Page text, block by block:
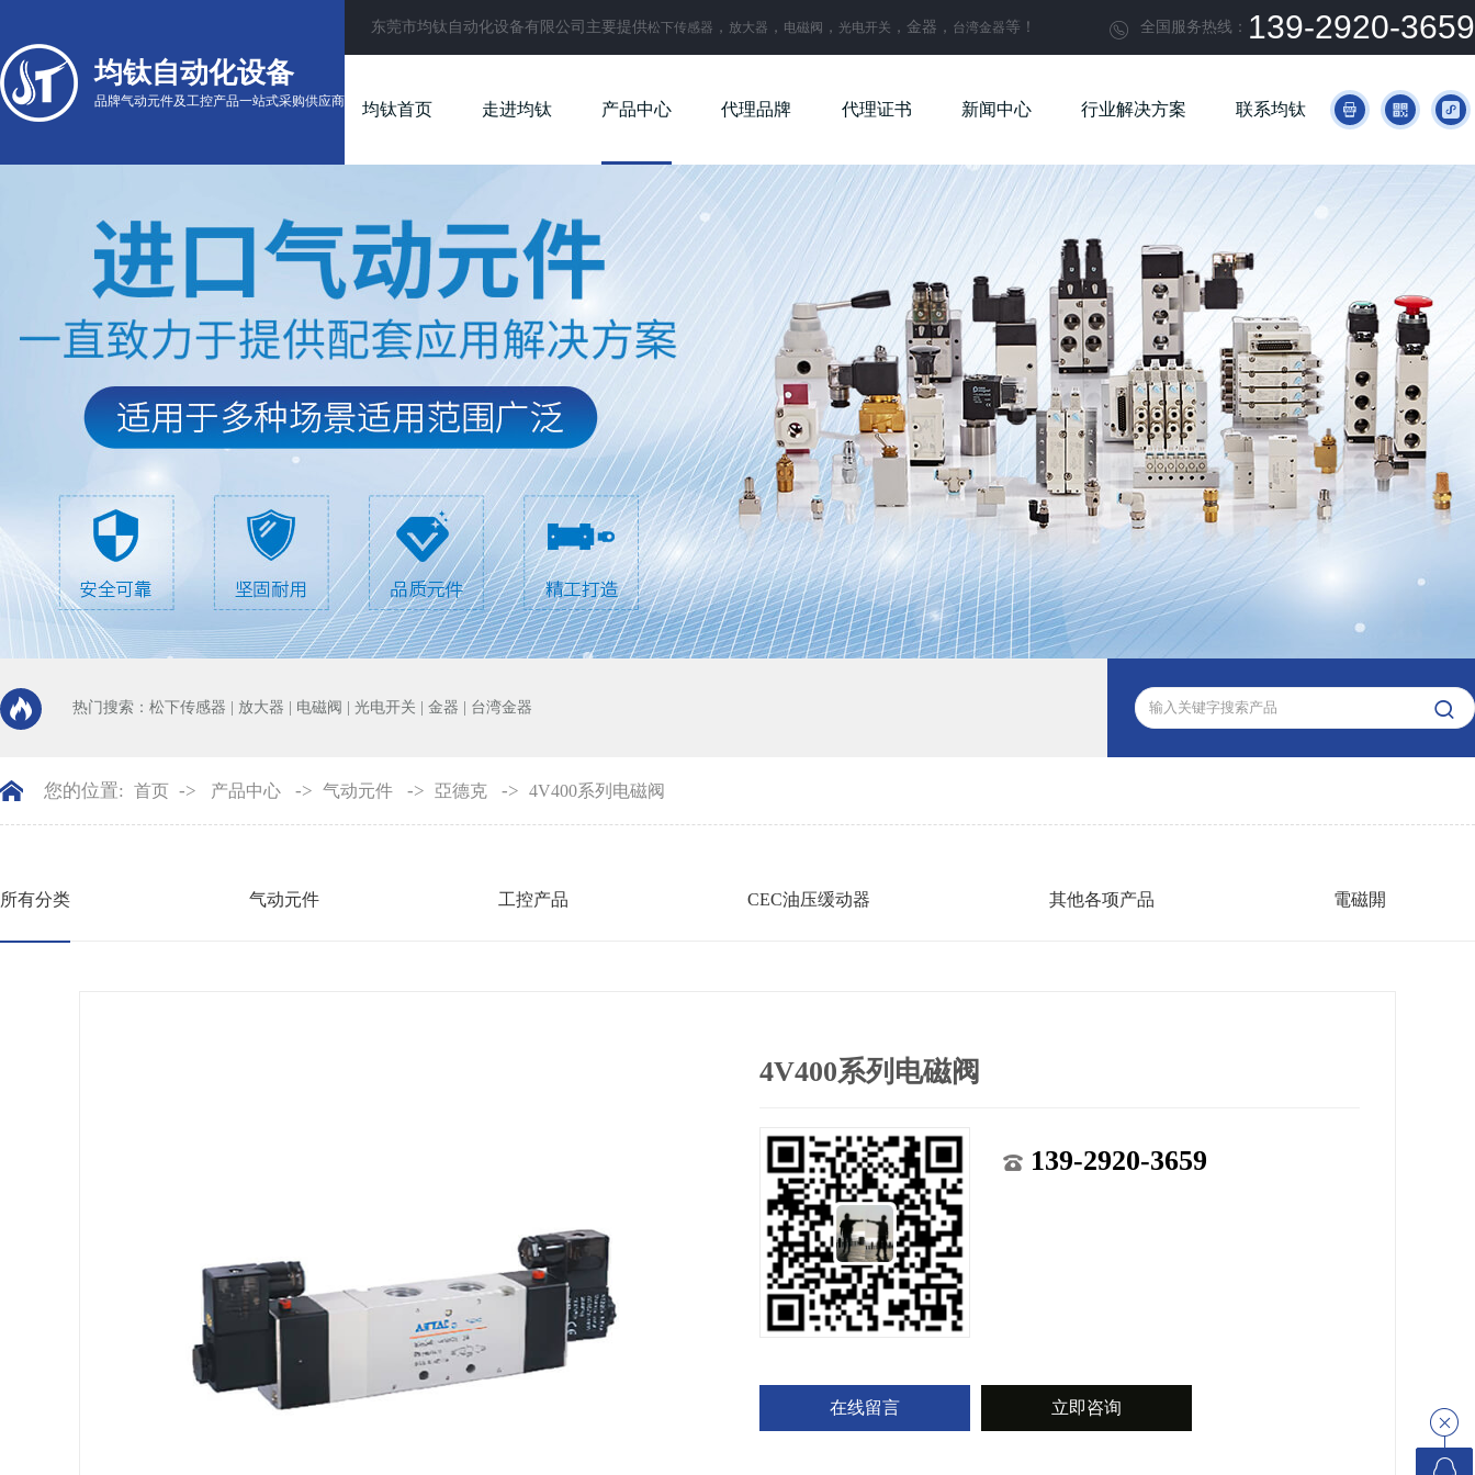
均钛自动化设备
品牌气动元件及工控产品一站式采购供应商
东莞市均钛自动化设备有限公司主要提供松下传感器 ， 放大器 ， 电磁阀 ， 光电开关 ，金器， 台湾金器等！  全国服务热线： 139-2920-3659
均钛首页 走进均钛 产品中心 代理品牌 代理证书 新闻中心 行业解决方案 联系均钛   
热门搜索： 松下传感器 放大器 电磁阀 光电开关 金器 台湾金器 
您的位置: 首页 -> 产品中心 -> 气动元件 -> 亞德克 -> 4V400系列电磁阀
所有分类 气动元件 工控产品 CEC油压缓动器 其他各项产品 電磁閞
4V400系列电磁阀
139-2920-3659
在线留言 立即咨询